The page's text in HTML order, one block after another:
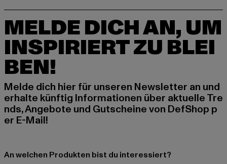
MELDE DICH AN, UM
INSPIRIERT ZU BLEI
BEN!
Melde dich hier für unseren Newsletter an und
erhalte künftig Informationen über aktuelle Tre
nds, Angebote und Gutscheine von DefShop p
er E-Mail!
An welchen Produkten bist du interessiert?